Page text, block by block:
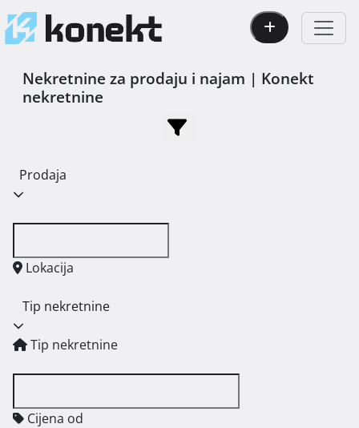
Nekretnine za prodaju i najam | Konekt
nekretnine
Prodaja
Lokacija
Tip nekretnine
Tip nekretnine
Cijena od